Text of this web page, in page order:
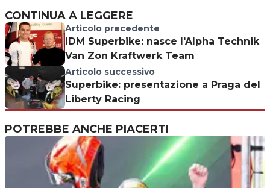
CONTINUA A LEGGERE
Articolo precedente
IDM Superbike: nasce l'Alpha Technik
Van Zon Kraftwerk Team
Articolo successivo
Superbike: presentazione a Praga del
Liberty Racing
POTREBBE ANCHE PIACERTI